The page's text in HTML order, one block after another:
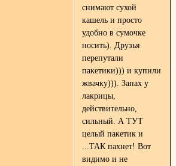
снимают сухой
кашель и просто
удобно в сумочке
носить). Друзья
перепутали
пакетики))) и купили
жвачку))). Запах у
лакрицы,
действительно,
сильный. А ТУТ
целый пакетик и
...ТАК пахнет! Вот
видимо и не